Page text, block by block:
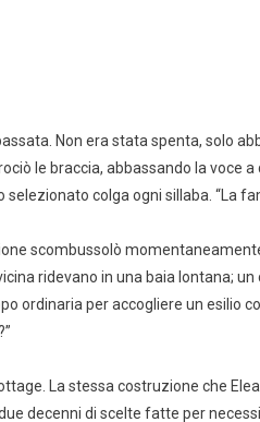
Non era stata spenta, solo
le braccia, abbassando la voce
colga ogni sillaba. “La
scombussolò
ridevano in una baia lontana;
per accogliere un esilio
La stessa costruzione che
decenni di scelte fatte per